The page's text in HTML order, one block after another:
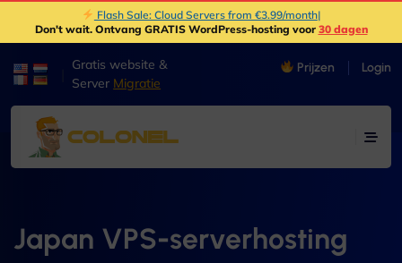
Flash Sale: Cloud Servers from €3.99/month|
Don't wait. Ontvang GRATIS WordPress-hosting voor 30 dagen
Gratis website &
Server Migratie
Prijzen Login
Japan VPS-serverhosting